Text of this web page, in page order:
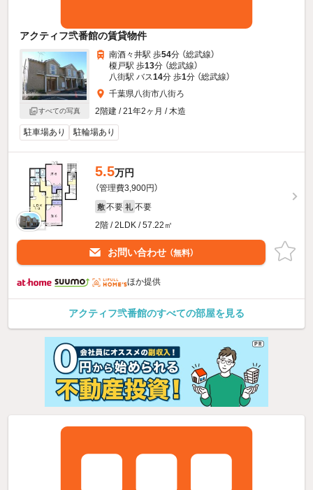
アクティフ弐番館の賃貸物件
すべての写真
南酒々井駅 歩54分 （総武線）
榎戸駅 歩13分 （総武線）
八街駅 バス14分 歩1分 （総武線）
千葉県八街市八街ろ
2階建 / 21年2ヶ月 / 木造
駐車場あり 駐輪場あり
5.5万円
（管理費3,900円）
敷 不要 礼 不要
2階 / 2LDK / 57.22㎡
お問い合わせ （無料）
ほか提供
アクティフ弐番館のすべての部屋を見る